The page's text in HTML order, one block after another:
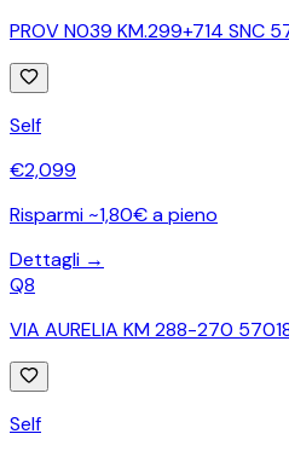
PROV N039 KM.299+714 SNC
Self
€2,099
Risparmi ~1,80€ a pieno
Dettagli →
Q8
VIA AURELIA KM 288-270
Self